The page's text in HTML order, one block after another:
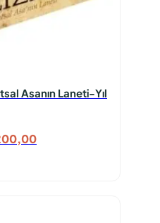
Asanın Laneti-Yıl
Şu